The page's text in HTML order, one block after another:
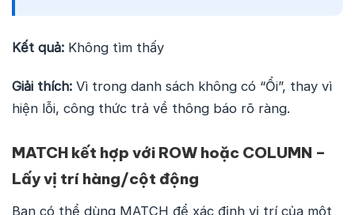
Kết quả: Không tìm thấy
Giải thích: Vì trong danh sách không có “Ổi”, thay vì
hiện lỗi, công thức trả về thông báo rõ ràng.
MATCH kết hợp với ROW hoặc COLUMN –
Lấy vị trí hàng/cột động
Bạn có thể dùng MATCH để xác định vị trí của một